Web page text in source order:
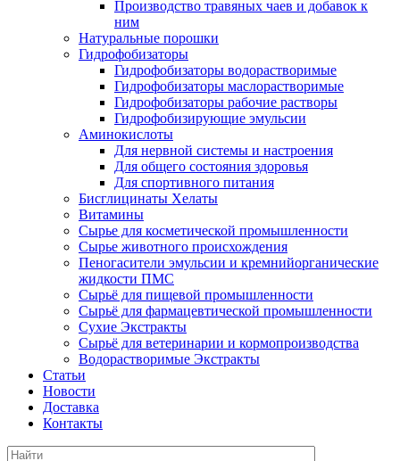
Производство травяных чаев и добавок к
ним
Натуральные порошки
Гидрофобизаторы
Гидрофобизаторы водорастворимые
Гидрофобизаторы маслорастворимые
Гидрофобизаторы рабочие растворы
Гидрофобизирующие эмульсии
Аминокислоты
Для нервной системы и настроения
Для общего состояния здоровья
Для спортивного питания
Бисглицинаты Хелаты
Витамины
Сырье для косметической промышленности
Сырье животного происхождения
Пеногасители эмульсии и кремнийорганические
жидкости ПМС
Сырьё для пищевой промышленности
Сырьё для фармацевтической промышленности
Сухие Экстракты
Сырьё для ветеринарии и кормопроизводства
Водорастворимые Экстракты
Статьи
Новости
Доставка
Контакты